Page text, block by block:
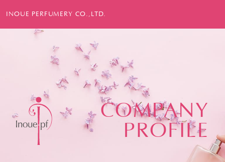
INOUE PERFUMERY CO.,LTD.
COMPANY
PROFILE